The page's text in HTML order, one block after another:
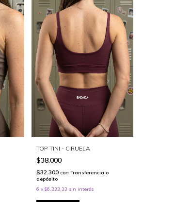
TOP TINI - CIRUELA
$38.000
$32.300 con Transferencia o
depósito
6 x $6.333,33 sin interés